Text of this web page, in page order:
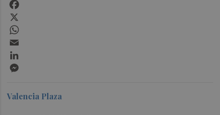
Valencia Plaza